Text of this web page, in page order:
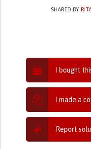
SHARED BY
I bought
I made a
Report